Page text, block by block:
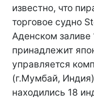
известно, что
торговое судно
Аденском заливе
принадлежит
управляется
(г.Мумбай,
находились 18